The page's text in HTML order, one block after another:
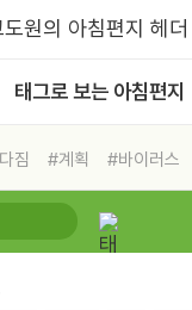
태그로 보는 아침편지
짐 #계획 #바이러스
#삶
#링컨학교
력